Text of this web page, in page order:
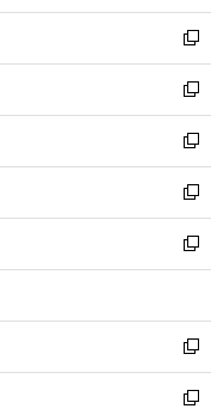
開
く
ウ
で
開
く
ン
ド
ウ
で
開
く
ウ
ィ
ン
ド
ウ
で
開
く
新
し
い
ウ
ィ
ン
ド
ウ
で
開
新
し
い
ウ
ィ
ン
ド
ウ
開
く
新
し
い
ウ
ィ
ン
ウ
で
開
く
新
し
い
ウ
ン
ド
ウ
で
新
し
ウ
ィ
ン
ド
新
し
い
新